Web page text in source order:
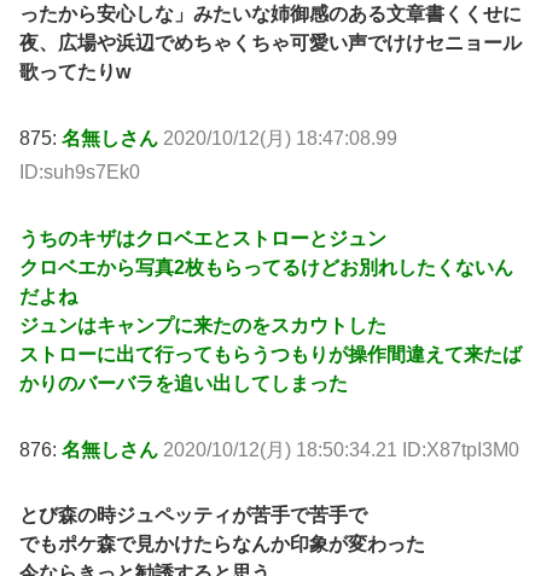
ったから安心しな」みたいな姉御感のある文章書くくせに
夜、広場や浜辺でめちゃくちゃ可愛い声でけけセニョール
歌ってたりw
875: 名無しさん 2020/10/12(月) 18:47:08.99
ID:suh9s7Ek0
うちのキザはクロベエとストローとジュン
クロベエから写真2枚もらってるけどお別れしたくないん
だよね
ジュンはキャンプに来たのをスカウトした
ストローに出て行ってもらうつもりが操作間違えて来たば
かりのバーバラを追い出してしまった
876: 名無しさん 2020/10/12(月) 18:50:34.21 ID:X87tpI3M0
とび森の時ジュペッティが苦手で苦手で
でもポケ森で見かけたらなんか印象が変わった